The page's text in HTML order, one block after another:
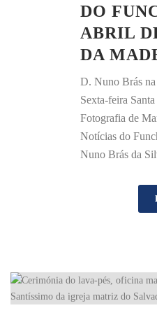
DO
ABRIL
DA
D. Nuno Brás
Sexta-feira
Fotografia de
Notícias do
Nuno Brás da